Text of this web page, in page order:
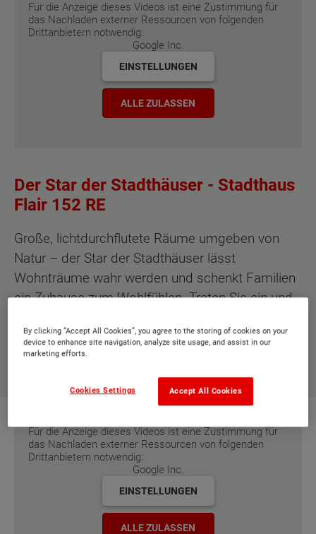
Für die Anzeige dieses Videos ist eine Zustimmung für
das Nachladen externer Ressourcen von folgenden
Drittanbietern notwendig:
Google Inc.
EINSTELLUNGEN
ALLE ZULASSEN
Der Star der Stadthäuser - Stadthaus
Flair 152 RE
Große, lichtdurchflutete Räume umgeben von
Natur – der Star der Stadthäuser lässt
Wohnträume wahr werden und schenkt Familien
ein Zuhause zum Wohlfühlen. Treten Sie ein und
entgehen.
Für die Anzeige dieses Videos ist eine Zustimmung für
das Nachladen externer Ressourcen von folgenden
Drittanbietern notwendig:
Google Inc.
EINSTELLUNGEN
ALLE ZULASSEN
By clicking “Accept All Cookies”, you agree to the storing of cookies on your
device to enhance site navigation, analyze site usage, and assist in our
marketing efforts.
Accept All Cookies
Cookies Settings